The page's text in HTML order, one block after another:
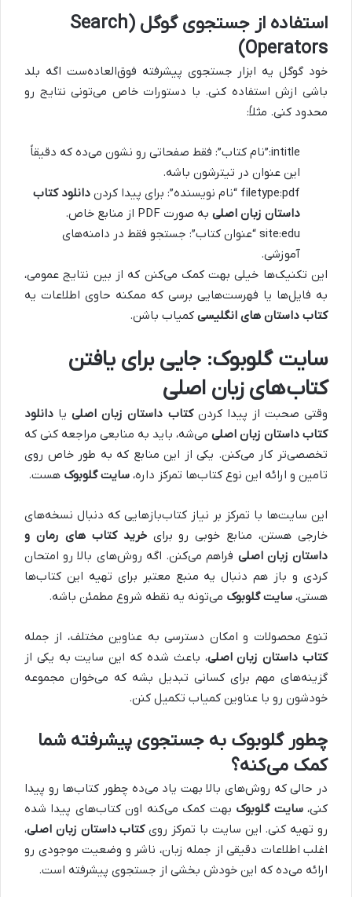
استفاده از جستجوی گوگل (Search
Operators)
خود گوگل یه ابزار جستجوی پیشرفته فوق‌العاده‌ست اگه بلد
باشی ازش استفاده کنی. با دستورات خاص می‌تونی نتایج رو
محدود کنی. مثلاً:
intitle:”نام کتاب”: فقط صفحاتی رو نشون می‌ده که دقیقاً
این عنوان در تیترشون باشه.
filetype:pdf “نام نویسنده”: برای پیدا کردن
دانلود کتاب
داستان زبان اصلی به صورت PDF از منابع خاص.
site:edu “عنوان کتاب”: جستجو فقط در دامنه‌های
آموزشی.
این تکنیک‌ها خیلی بهت کمک می‌کنن که از بین نتایج عمومی،
به فایل‌ها یا فهرست‌هایی برسی که ممکنه حاوی اطلاعات یه
کتاب داستان های انگلیسی کمیاب باشن.
سایت گلوبوک: جایی برای یافتن
کتاب‌های زبان اصلی
وقتی صحبت از پیدا کردنکتاب داستان زبان اصلییا دانلود
کتاب داستان زبان اصلی می‌شه، باید به منابعی مراجعه کنی که
تخصصی‌تر کار می‌کنن. یکی از این منابع که به طور خاص روی
تامین و ارائه این نوع کتاب‌ها تمرکز داره، سایت گلوبوک هست.
این سایت‌ها با تمرکز بر نیاز کتاب‌بازهایی که دنبال نسخه‌های
خارجی هستن، منابع خوبی رو برایخرید کتاب‌ های رمان و
داستان زبان اصلی فراهم می‌کنن. اگه روش‌های بالا رو امتحان
کردی و باز هم دنبال یه منبع معتبر برای تهیه این کتاب‌ها
هستی، سایت گلوبوک می‌تونه یه نقطه شروع مطمئن باشه.
تنوع محصولات و امکان دسترسی به عناوین مختلف، از جمله
کتاب داستان زبان اصلی، باعث شده که این سایت به یکی از
گزینه‌های مهم برای کسانی تبدیل بشه که می‌خوان مجموعه
خودشون رو با عناوین کمیاب تکمیل کنن.
چطور گلوبوک به جستجوی پیشرفته شما
کمک می‌کنه؟
در حالی که روش‌های بالا بهت یاد می‌ده چطور کتاب‌ها رو پیدا
کنی،سایت گلوبوک بهت کمک می‌کنه اون کتاب‌های پیدا شده
رو تهیه کنی. این سایت با تمرکز رویکتاب داستان زبان اصلی،
اغلب اطلاعات دقیقی از جمله زبان، ناشر و وضعیت موجودی رو
ارائه می‌ده که این خودش بخشی از جستجوی پیشرفته است.